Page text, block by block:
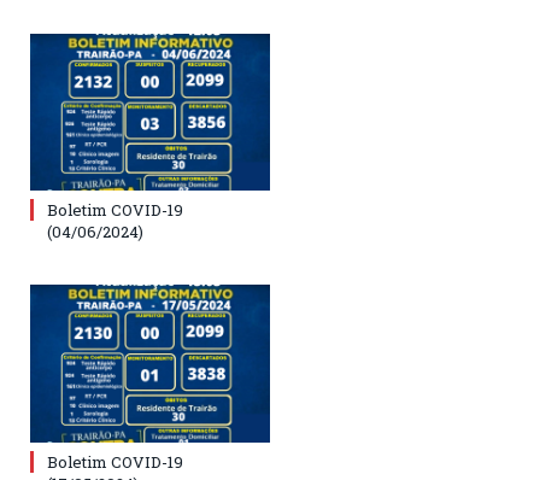
Boletim COVID-19
(04/06/2024)
Boletim COVID-19